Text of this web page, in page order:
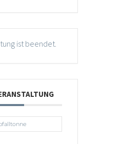
ist beendet.